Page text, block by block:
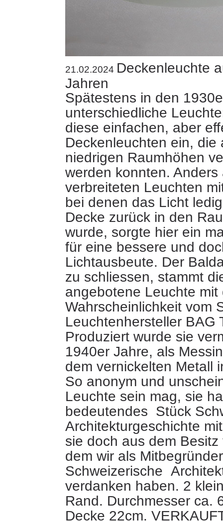
21.02.2024 Deckenleuchte
Jahren
Spätestens in den
unterschiedliche
diese einfachen, aber
Deckenleuchten ein, die
niedrigen Raumhöhen
werden konnten. Anders
verbreiteten Leuchten
bei denen das Licht
Decke zurück in den
wurde, sorgte hier ein
für eine bessere und
Lichtausbeute. Der
zu schliessen, stammt
angebotene Leuchte mit
Wahrscheinlichkeit vom
Leuchtenhersteller BAG
Produziert wurde sie
1940er Jahre, als
dem vernickelten Metall
So anonym und
Leuchte sein mag, sie
bedeutendes Stück
Architekturgeschichte
sie doch aus dem
dem wir als
Schweizerische
verdanken haben. 2
Rand. Durchmesser ca.
Decke 22cm.